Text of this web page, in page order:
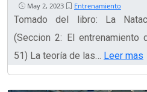
May 2, 2023 Entrenamiento
Tomado del libro: La
(Seccion 2: El entrenamiento
51) La teoría de las… Leer mas